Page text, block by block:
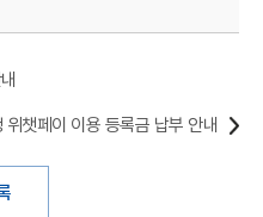
위챗페이 이용 등록금 납부 안내